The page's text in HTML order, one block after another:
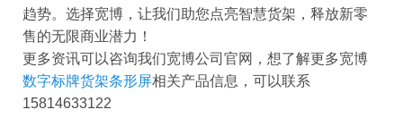
趋势。选择宽博，让我们助您点亮智慧货架，释放新零
售的无限商业潜力！
更多资讯可以咨询我们宽博公司官网，想了解更多宽博
数字标牌货架条形屏相关产品信息，可以联系
15814633122